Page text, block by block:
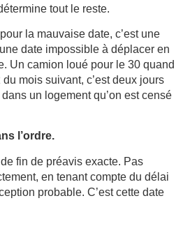
tout le reste.
la mauvaise date, c’est une
date impossible à déplacer en
Un camion loué pour le 30 quand
mois suivant, c’est deux jours
un logement qu’on est censé
l’ordre.
fin de préavis exacte. Pas
en tenant compte du délai
probable. C’est cette date